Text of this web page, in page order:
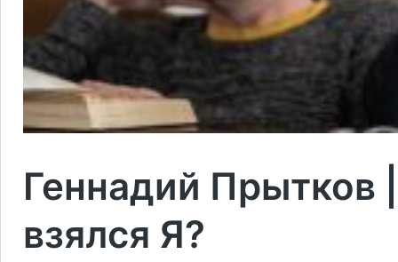
Геннадий Прытков
взялся Я?